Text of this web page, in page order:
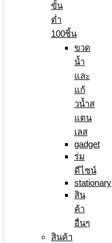
ขั้น
ต่ำ
100ชิ้น
ขวด
น้ำ
และ
แก้
วน้ำส
แตน
เลส
gadget
ร่ม
ดีไซน์
stationary
สิน
ค้า
อื่นๆ
สินค้า